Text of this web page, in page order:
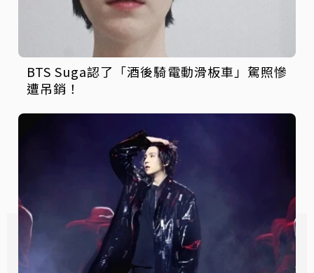
BTS Suga認了「酒後騎電動滑板車」駕照慘
遭吊銷！